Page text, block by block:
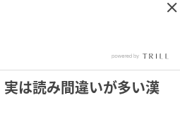
実は読み間違いが多い漢